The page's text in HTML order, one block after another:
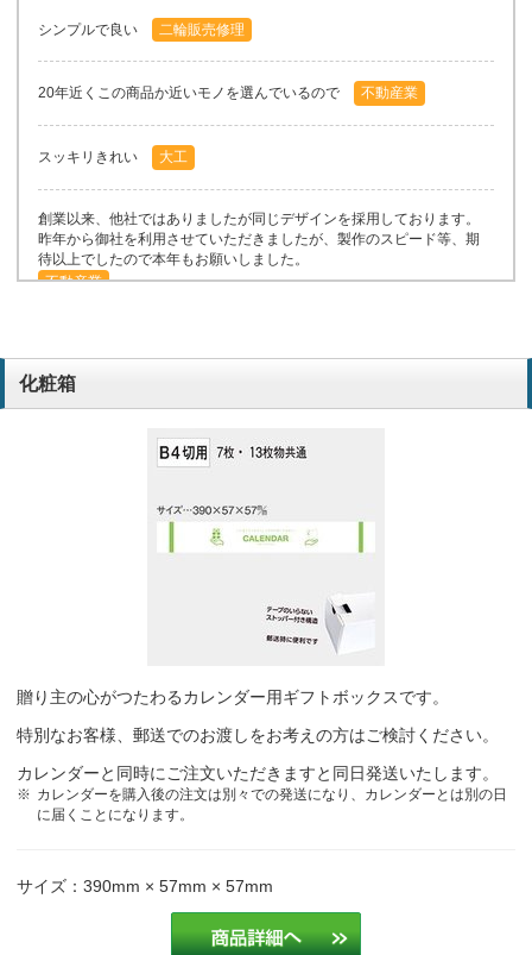
シンプルで良い 二輪販売修理
20年近くこの商品か近いモノを選んでいるので 不動産業
スッキリきれい 大工
創業以来、他社ではありましたが同じデザインを採用しております。
昨年から御社を利用させていただきましたが、製作のスピード等、期
待以上でしたので本年もお願いしました。
不動産業
他社も含め15年以上同じモノを利用しているので 不動産業
卸売
数年同じモノを使用しているため。大きさ、デザイン、紙質等が気に
入っている。金物を使用していない。
シンプルなカレンダーが欲しいのと以前から購入しており、価格がリ
ーズナブルな為です。
電装会社
シンプルでデザイン性があり、価格も手ごろ。
化粧箱
贈り主の心がつたわるカレンダー用ギフトボックスです。
特別なお客様、郵送でのお渡しをお考えの方はご検討ください。
カレンダーと同時にご注文いただきますと同日発送いたします。
カレンダーを購入後の注文は別々での発送になり、カレンダーとは別の日
に届くことになります。
サイズ：390mm × 57mm × 57mm